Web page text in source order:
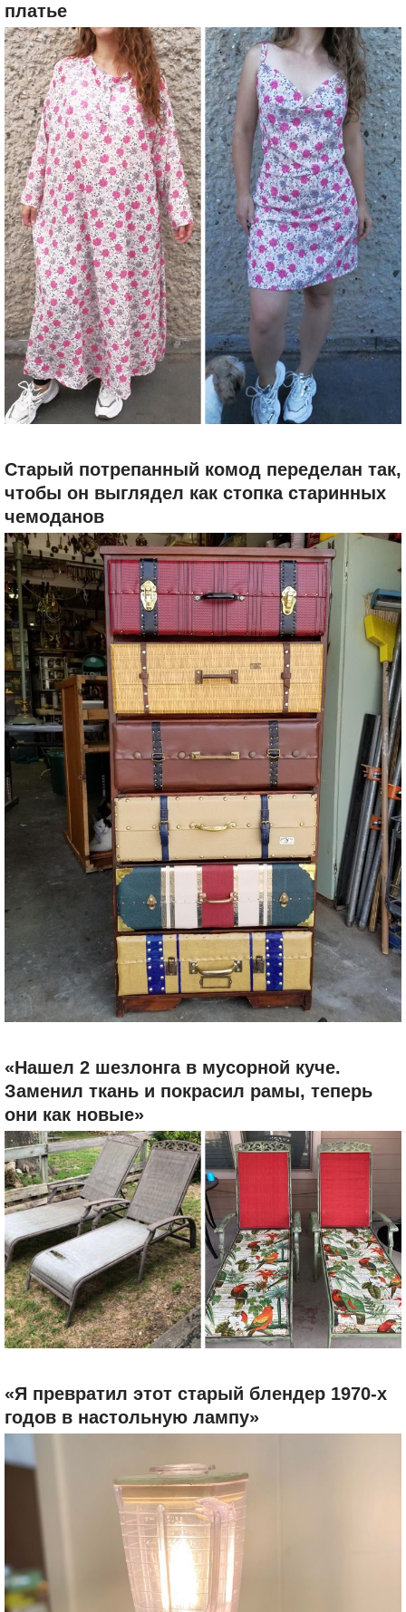
платье
Старый потрепанный комод переделан так,
чтобы он выглядел как стопка старинных
чемоданов
«Нашел 2 шезлонга в мусорной куче.
Заменил ткань и покрасил рамы, теперь
они как новые»
«Я превратил этот старый блендер 1970-х
годов в настольную лампу»